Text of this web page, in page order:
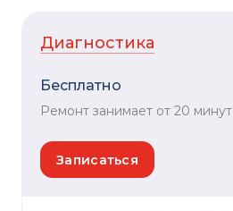
Диагностика
Бесплатно
Ремонт занимает от 20 минут
Записаться